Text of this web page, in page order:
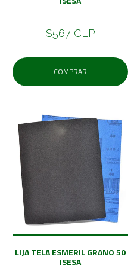
$567 CLP
COMPRAR
LIJA TELA ESMERIL GRANO 50
ISESA